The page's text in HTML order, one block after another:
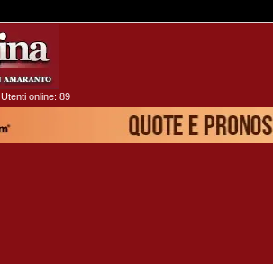
Utenti online: 89